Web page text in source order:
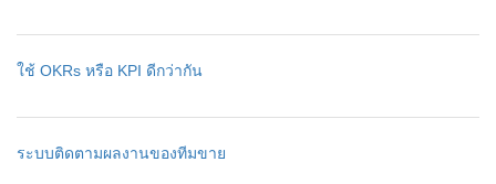
ใช้ OKRs หรือ KPI ดีกว่ากัน
ระบบติดตามผลงานของทีมขาย